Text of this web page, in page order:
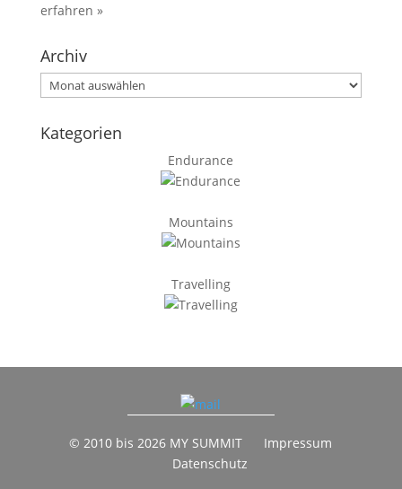
erfahren »
Archiv
Archiv
Kategorien
Endurance
Mountains
Travelling
© 2010 bis 2026 MY SUMMIT
Impressum
Datenschutz